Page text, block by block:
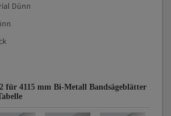
Dünn
für 4115 mm Bi-Metall Bandsägeblätter